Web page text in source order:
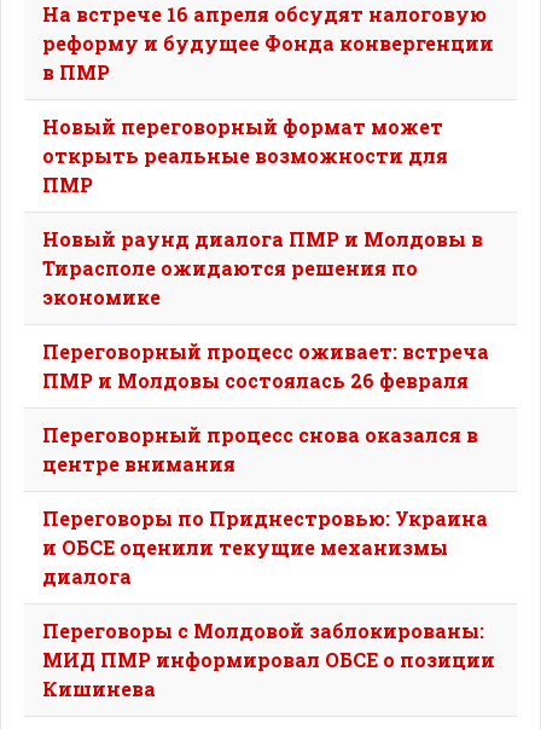
На встрече 16 апреля обсудят налоговую
реформу и будущее Фонда конвергенции
в ПМР
Новый переговорный формат может
открыть реальные возможности для
ПМР
Новый раунд диалога ПМР и Молдовы в
Тирасполе ожидаются решения по
экономике
Переговорный процесс оживает: встреча
ПМР и Молдовы состоялась 26 февраля
Переговорный процесс снова оказался в
центре внимания
Переговоры по Приднестровью: Украина
и ОБСЕ оценили текущие механизмы
диалога
Переговоры с Молдовой заблокированы:
МИД ПМР информировал ОБСЕ о позиции
Кишинева